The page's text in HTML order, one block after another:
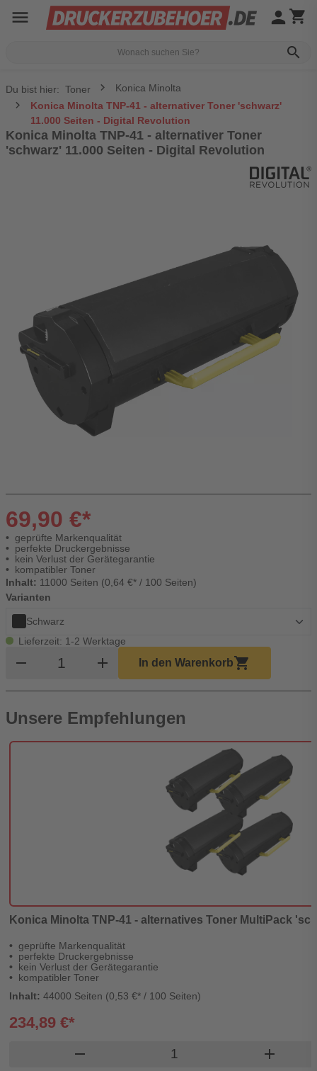
menu
search
person shopping_cart
Du bist hier: Toner
Konica Minolta
Konica Minolta TNP-41 - alternativer Toner 'schwarz'
11.000 Seiten - Digital Revolution
Konica Minolta TNP-41 - alternativer Toner
'schwarz' 11.000 Seiten - Digital Revolution
69,90 €*
geprüfte Markenqualität
perfekte Druckergebnisse
kein Verlust der Gerätegarantie
kompatibler Toner
Inhalt: 11000 Seiten (0,64 €* / 100 Seiten)
Varianten
Schwarz
Lieferzeit: 1-2 Werktage
remove Produkt Warenkorb Menge
add In den Warenkorbshopping_cart
Unsere Empfehlungen
Konica Minolta TNP-41 - alternatives Toner MultiPack
geprüfte Markenqualität
perfekte Druckergebnisse
kein Verlust der Gerätegarantie
kompatibler Toner
Inhalt: 44000 Seiten (0,53 €* / 100 Seiten)
234,89 €*
remove Produkt Warenkorb
add